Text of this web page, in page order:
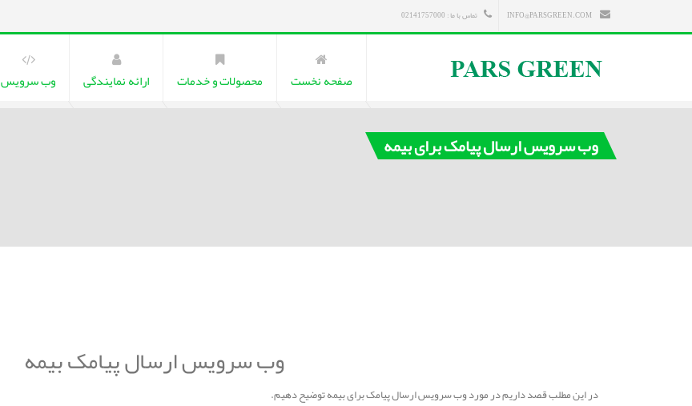
تماس با ما : 02141757000
صفحه نخست محصولات و خدمات ارائه نمایندگی وب سرویس
وب سرویس ارسال پیامک برای بیمه
وب سرویس ارسال پیامک بیمه
در این مطلب قصد داریم در مورد وب سرویس ارسال پیامک برای بیمه توضیح دهیم.